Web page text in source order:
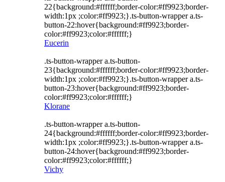
22{background:#ffffff;border-color:#ff9923;border-
width:1px ;color:#ff9923;}.ts-button-wrapper a.ts-
button-22:hover{background:#ff9923;border-
color:#ff9923;color:#ffffff;}
Eucerin
.ts-button-wrapper a.ts-button-
23{background:#ffffff;border-color:#ff9923;border-
width:1px ;color:#ff9923;}.ts-button-wrapper a.ts-
button-23:hover{background:#ff9923;border-
color:#ff9923;color:#ffffff;}
Klorane
.ts-button-wrapper a.ts-button-
24{background:#ffffff;border-color:#ff9923;border-
width:1px ;color:#ff9923;}.ts-button-wrapper a.ts-
button-24:hover{background:#ff9923;border-
color:#ff9923;color:#ffffff;}
Vichy